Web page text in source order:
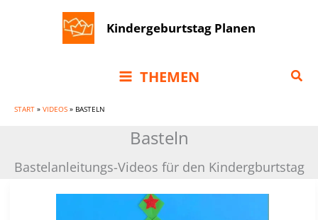
Kindergeburtstag Planen
THEMEN
START » VIDEOS » BASTELN
Basteln
Bastelanleitungs-Videos für den Kindergburtstag